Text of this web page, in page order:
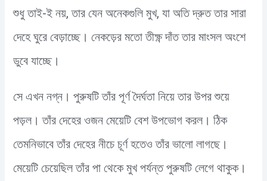
শুধু তাই-ই নয়, তার যেন অনেকগুলি মুখ, যা অতি দ্রুত তার সারা
দেহে ঘুরে বেড়াচ্ছে। নেকড়ের মতো তীক্ষ্ণ দাঁত তার মাংসল অংশে
ডুবে যাচ্ছে।
সে এখন নগ্ন। পুরুষটি তাঁর পূর্ণ দৈর্ঘতা নিয়ে তার উপর শুয়ে
পড়ল। তাঁর দেহের ওজন মেয়েটি বেশ উপভোগ করল। ঠিক
তেমনিভাবে তাঁর দেহের নীচে চূর্ণ হতেও তাঁর ভালো লাগছে।
মেয়েটি চেয়েছিল তাঁর পা থেকে মুখ পর্যন্ত পুরুষটি লেগে থাকুক।